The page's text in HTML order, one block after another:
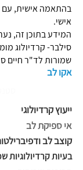
אקו לב
בהתאמה אישית, עם
אישי.
המידע בתוכן זה,
סילבר- קרדיולוג
שמורות לד"ר חיים
ייעוץ קרדיולוגי
אי ספיקת לב
קוצב לב
בעיות קרדיולוגיות